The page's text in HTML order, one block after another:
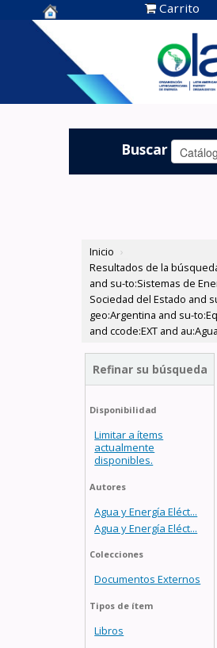
Centro de
Documentación
OLADE -
Carrito
Buscar
Inicio ›
Resultados de la
and su-to:Sistemas de
Sociedad del Estado and
geo:Argentina and su-
and ccode:EXT and
Refinar su búsqueda
Disponibilidad
Limitar a ítems
actualmente
disponibles.
Autores
Agua y Energía Eléct...
Agua y Energía Eléct...
Colecciones
Documentos Externos
Tipos de ítem
Libros